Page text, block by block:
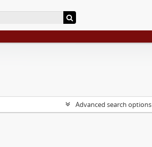
Advanced search options